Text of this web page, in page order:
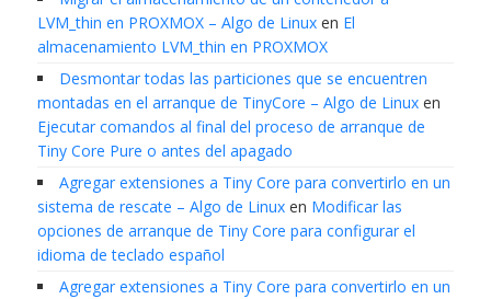
LVM_thin en PROXMOX – Algo de Linuxen El
almacenamiento LVM_thin en PROXMOX
Desmontar todas las particiones que se encuentren
montadas en el arranque de TinyCore – Algo de Linuxen
Ejecutar comandos al final del proceso de arranque de
Tiny Core Pure o antes del apagado
Agregar extensiones a Tiny Core para convertirlo en un
sistema de rescate – Algo de Linuxen Modificar las
opciones de arranque de Tiny Core para configurar el
idioma de teclado español
Agregar extensiones a Tiny Core para convertirlo en un